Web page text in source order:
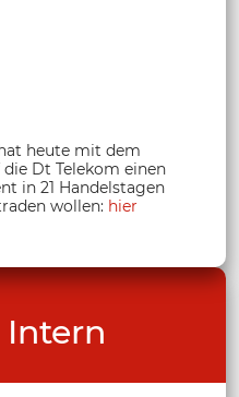
heute mit dem
Dt Telekom einen
in 21 Handelstagen
wollen: hier
Intern